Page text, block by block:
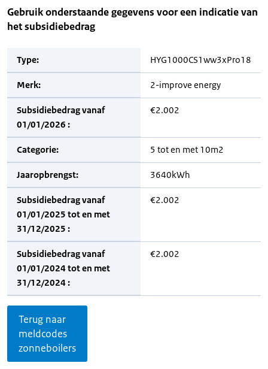
Gebruik onderstaande gegevens voor een indicatie van
het subsidiebedrag
Type: HYG1000CS1ww3xPro18
Merk: 2-improve energy
Subsidiebedrag vanaf
01/01/2026 :
€2.002
Categorie: 5 tot en met 10m2
Jaaropbrengst: 3640kWh
Subsidiebedrag vanaf
01/01/2025 tot en met
31/12/2025 :
€2.002
Subsidiebedrag vanaf
01/01/2024 tot en met
31/12/2024 :
€2.002
Terug naar
meldcodes
zonneboilers